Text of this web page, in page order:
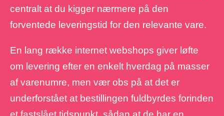
centralt at du kigger nærmere på den
forventede leveringstid for den relevante vare.
En lang række internet webshops giver løfte
om levering efter en enkelt hverdag på masser
af varenumre, men vær obs på at det er
underforstået at bestillingen fuldbyrdes forinden